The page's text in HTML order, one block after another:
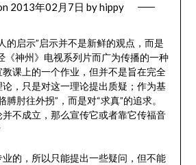
2013年02月7日 byhippy
的启示”启示并不是新鲜的观点，而是
《神州》电视系列片而广为传播的一种
课上的一个作业，但并不是旨在完全
，只是对这一理论提出质疑；作为基
肘往外拐”，而是对“求真”的追求。
不成立，那么宣传它或者靠它传福音
的，所以只能提出一些疑问，但不能